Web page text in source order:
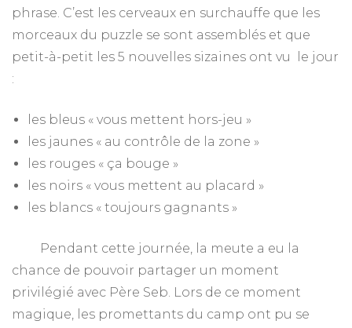
phrase. C’est les cerveaux en surchauffe que les
morceaux du puzzle se sont assemblés et que
petit-à-petit les 5 nouvelles sizaines ont vu le jour
:
les bleus « vous mettent hors-jeu »
les jaunes « au contrôle de la zone »
les rouges « ça bouge »
les noirs « vous mettent au placard »
les blancs « toujours gagnants »
Pendant cette journée, la meute a eu la
chance de pouvoir partager un moment
privilégié avec Père Seb. Lors de ce moment
magique, les promettants du camp ont pu se